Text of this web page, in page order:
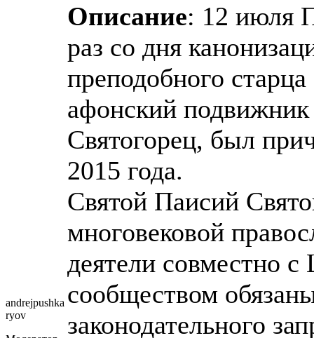
andrejpushka
ryov
Описание: 12 июля
раз со дня
преподобного
афонский
Святогорец, был
2015 года.
Святой Паисий
многовековой
деятели совместно
сообществом
законодательного